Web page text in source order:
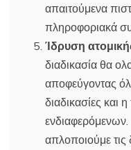
απαιτούμενα
πληροφοριακά
Ίδρυση
διαδικασία θα
αποφεύγοντας
διαδικασίες και
απλοποιούμε τις